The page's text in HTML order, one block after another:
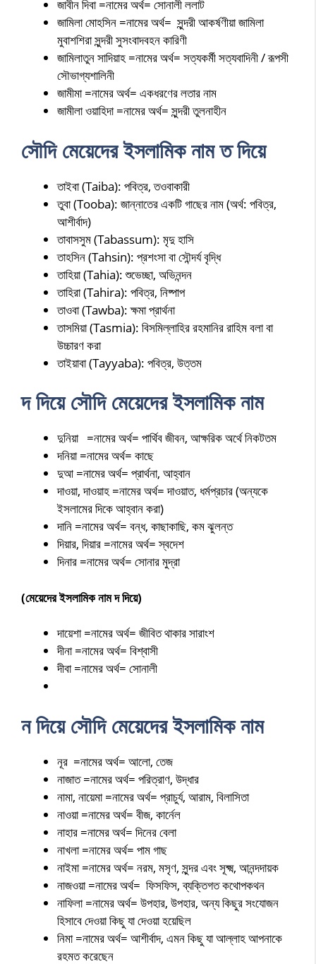
জাবীন দিবা =নামের অর্থ= সোনালী ললাট
জামিলা মোহসিন =নামের অর্থ= সুন্দরী আকর্ষণীয়া জামিলা
মুবাশশিরা সুন্দরী সুসংবাদবহন কারিণী
জামিলাতুন সাদিয়াহ =নামের অর্থ= সত্যকর্মী সত্যবাদিনী / রূপসী
সৌভাগ্যশালিনী
জামীমা =নামের অর্থ= একধরণের লতার নাম
জামীলা ওয়াহিদা =নামের অর্থ= সুন্দরী তুলনাহীন
সৌদি মেয়েদের ইসলামিক নাম ত দিয়ে
তাইবা (Taiba): পবিত্র, তওবাকারী
তুবা (Tooba): জান্নাতের একটি গাছের নাম (অর্থ: পবিত্র,
আশীর্বাদ)
তাবাসসুম (Tabassum): মৃদু হাসি
তাহসিন (Tahsin): প্রশংসা বা সৌন্দর্য বৃদ্ধি
তাহিয়া (Tahia): শুভেচ্ছা, অভিনন্দন
তাহিরা (Tahira): পবিত্র, নিষ্পাপ
তাওবা (Tawba): ক্ষমা প্রার্থনা
তাসমিয়া (Tasmia): বিসমিল্লাহির রহমানির রাহিম বলা বা
উচ্চারণ করা
তাইয়াবা (Tayyaba): পবিত্র, উত্তম
দ দিয়ে সৌদি মেয়েদের ইসলামিক নাম
দুনিয়া =নামের অর্থ= পার্থিব জীবন, আক্ষরিক অর্থে নিকটতম
দনিয়া =নামের অর্থ= কাছে
দুআ =নামের অর্থ= প্রার্থনা, আহ্বান
দাওয়া, দাওয়াহ =নামের অর্থ= দাওয়াত, ধর্মপ্রচার (অন্যকে
ইসলামের দিকে আহ্বান করা)
দানি =নামের অর্থ= বন্ধ, কাছাকাছি, কম ঝুলন্ত
দিয়ার, দিয়ার =নামের অর্থ= স্বদেশ
দিনার =নামের অর্থ= সোনার মুদ্রা
(মেয়েদের ইসলামিক নাম দ দিয়ে)
দায়েশা =নামের অর্থ= জীবিত থাকার সারাংশ
দীনা =নামের অর্থ= বিশ্বাসী
দীবা =নামের অর্থ= সোনালী
ন দিয়ে সৌদি মেয়েদের ইসলামিক নাম
নূর =নামের অর্থ= আলো, তেজ
নাজাত =নামের অর্থ= পরিত্রাণ, উদ্ধার
নামা, নায়েমা =নামের অর্থ= প্রাচুর্য, আরাম, বিলাসিতা
নাওয়া =নামের অর্থ= বীজ, কার্নেল
নাহার =নামের অর্থ= দিনের বেলা
নাখলা =নামের অর্থ= পাম গাছ
নাইমা =নামের অর্থ= নরম, মসৃণ, সুন্দর এবং সূক্ষ্ম, আনন্দদায়ক
নাজওয়া =নামের অর্থ= ফিসফিস, ব্যক্তিগত কথোপকথন
নাফিলা =নামের অর্থ= উপহার, উপহার, অন্য কিছুর সংযোজন
হিসাবে দেওয়া কিছু যা দেওয়া হয়েছিল
নিমা =নামের অর্থ= আশীর্বাদ, এমন কিছু যা আল্লাহ আপনাকে
রহমত করেছেন